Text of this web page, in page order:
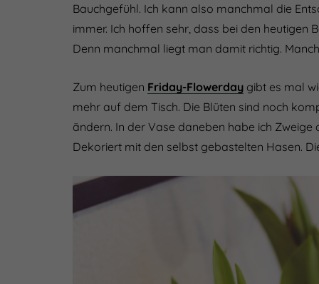
Bauchgefühl. Ich kann also manchmal die
immer. Ich hoffen sehr, dass bei den heutigen
Denn manchmal liegt man damit richtig.
Zum heutigen Friday-Flowerday gibt es mal
mehr auf dem Tisch. Die Blüten sind noch
ändern. In der Vase daneben habe ich
Dekoriert mit den selbst gebastelten Hasen.